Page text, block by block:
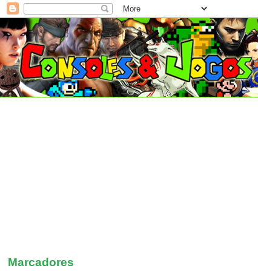
Marcadores